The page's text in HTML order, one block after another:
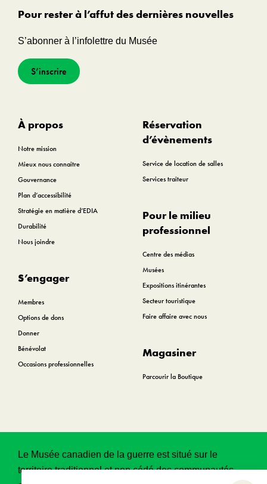
Pour rester à l’affut des dernières nouvelles
S’abonner à l’infolettre du Musée
S’inscrire
À propos
Notre mission
Mieux nous connaitre
Gouvernance
Plan d’accessibilité
Stratégie en matière d’EDIA
Durabilité
Nous joindre
S’engager
Membres
Options de dons
Donner
Bénévolat
Occasions professionnelles
Réservation
d’évènements
Service de location de salles
Services traiteur
Pour le milieu
professionnel
Centre des médias
Musées
Expositions itinérantes
Secteur touristique
Faire affaire avec nous
Magasiner
Parcourir la Boutique
Le Musée canadien de la guerre est situé sur le
territoire traditionnel et non cédé des communautés